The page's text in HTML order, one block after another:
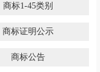
商标1-45类别
商标证明公示
商标公告